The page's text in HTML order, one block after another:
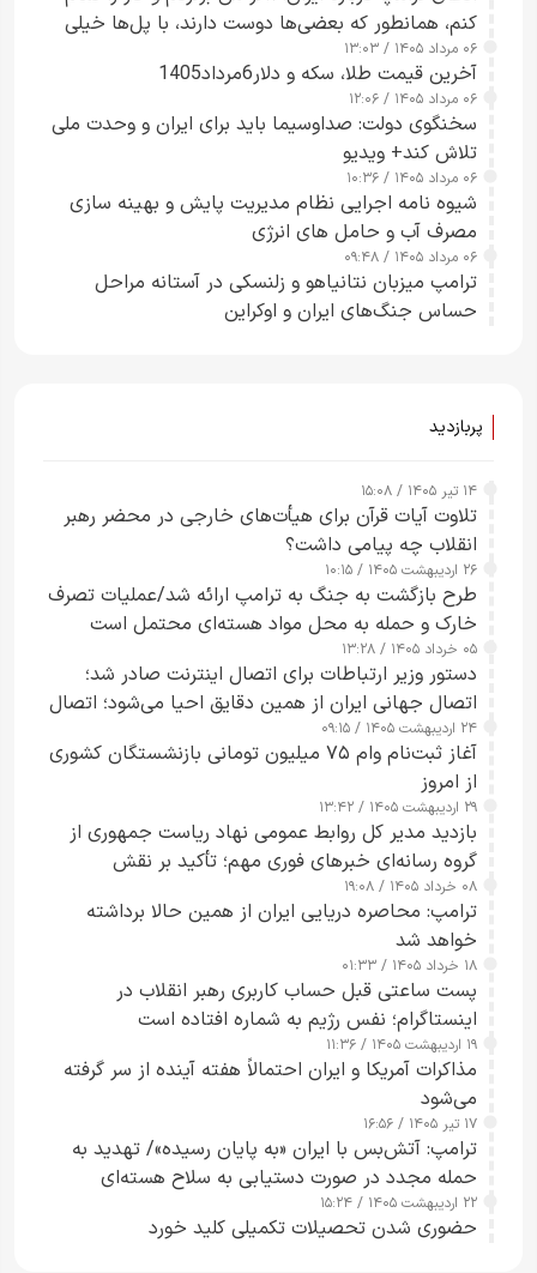
کنم، همانطور که بعضی‌ها دوست دارند، با پل‌ها خیلی
راحت می‌توانم بیشتر پل‌هایشان را در کمتر از یک
ساعت از بین ببرم+ ویدیو
۰۶ مرداد ۱۴۰۵ / ۱۳:۰۳
آخرین قیمت طلا، سکه و دلار6مرداد1405
۰۶ مرداد ۱۴۰۵ / ۱۲:۰۶
سخنگوی دولت: صداوسیما باید برای ایران و وحدت ملی
تلاش کند+ ویدیو
۰۶ مرداد ۱۴۰۵ / ۱۰:۳۶
شیوه نامه اجرایی نظام مدیریت پایش و بهینه سازی
مصرف آب و حامل های انرژی
۰۶ مرداد ۱۴۰۵ / ۰۹:۴۸
ترامپ میزبان نتانیاهو و زلنسکی در آستانه مراحل
حساس جنگ‌های ایران و اوکراین
پربازدید
۱۴ تیر ۱۴۰۵ / ۱۵:۰۸
تلاوت آیات قرآن برای هیأت‌های خارجی در محضر رهبر
انقلاب چه پیامی داشت؟
۲۶ اردیبهشت ۱۴۰۵ / ۱۰:۱۵
طرح‌ بازگشت به جنگ به ترامپ ارائه شد/عملیات تصرف
خارک و حمله به محل مواد هسته‌ای محتمل است
۰۵ خرداد ۱۴۰۵ / ۱۳:۲۸
دستور وزیر ارتباطات برای اتصال اینترنت صادر شد؛
اتصال جهانی ایران از همین دقایق احیا می‌شود؛ اتصال
کامل مردم تا ۲۴ ساعت آینده
۲۴ اردیبهشت ۱۴۰۵ / ۰۹:۱۵
آغاز ثبت‌نام وام ۷۵ میلیون تومانی بازنشستگان کشوری
از امروز
۲۹ اردیبهشت ۱۴۰۵ / ۱۳:۴۲
بازدید مدیر کل روابط عمومی نهاد ریاست جمهوری از
گروه رسانه‌ای خبرهای فوری مهم؛ تأکید بر نقش
رسانه‌های هوشمند و مسئول در ارتقای آگاهی عمومی
۰۸ خرداد ۱۴۰۵ / ۱۹:۰۸
ترامپ: محاصره دریایی ایران از همین حالا برداشته
خواهد شد
۱۸ خرداد ۱۴۰۵ / ۰۱:۳۳
پست ساعتی قبل حساب کاربری رهبر انقلاب در
اینستاگرام؛ نفس رژیم به شماره افتاده است​
۱۹ اردیبهشت ۱۴۰۵ / ۱۱:۳۶
مذاکرات آمریکا و ایران احتمالاً هفته آینده از سر گرفته
می‌شود
۱۷ تیر ۱۴۰۵ / ۱۶:۵۶
ترامپ: آتش‌بس با ایران «به پایان رسیده»/ تهدید به
حمله مجدد در صورت دستیابی به سلاح هسته‌ای
۲۲ اردیبهشت ۱۴۰۵ / ۱۵:۲۴
حضوری شدن تحصیلات تکمیلی کلید خورد